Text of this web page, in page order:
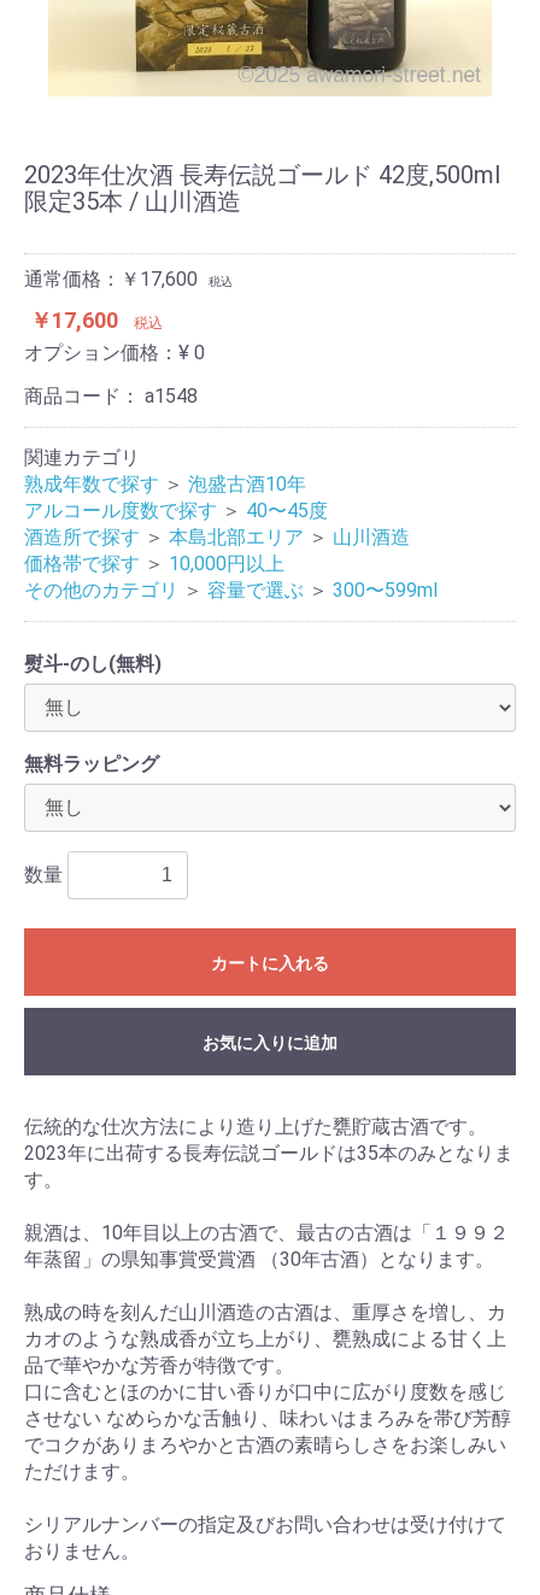
2023年仕次酒 長寿伝説ゴールド 42度,500ml
限定35本 / 山川酒造
通常価格：￥17,600 税込
￥17,600 税込
オプション価格：¥ 0
商品コード： a1548
関連カテゴリ
熟成年数で探す ＞ 泡盛古酒10年
アルコール度数で探す ＞ 40〜45度
酒造所で探す ＞ 本島北部エリア ＞ 山川酒造
価格帯で探す ＞ 10,000円以上
その他のカテゴリ
＞ 容量で選ぶ ＞ 300〜599ml
熨斗-のし(無料)
無料ラッピング
数量
カートに入れる
お気に入りに追加
伝統的な仕次方法により造り上げた甕貯蔵古酒です。
2023年に出荷する長寿伝説ゴールドは35本のみとなりま
す。
親酒は、10年目以上の古酒で、最古の古酒は「１９９２
年蒸留」の県知事賞受賞酒 （30年古酒）となります。
熟成の時を刻んだ山川酒造の古酒は、重厚さを増し、カ
カオのような熟成香が立ち上がり、甕熟成による甘く上
品で華やかな芳香が特徴です。
口に含むとほのかに甘い香りが口中に広がり度数を感じ
させない なめらかな舌触り、味わいはまろみを帯び芳醇
でコクがありまろやかと古酒の素晴らしさをお楽しみい
ただけます。
シリアルナンバーの指定及びお問い合わせは受け付けて
おりません。